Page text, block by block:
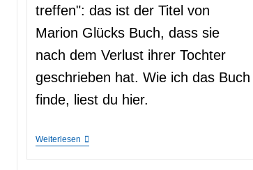
treffen": das ist der Titel von
Marion Glücks Buch, dass sie
nach dem Verlust ihrer Tochter
geschrieben hat. Wie ich das Buch
finde, liest du hier.
Weiterlesen Buch-